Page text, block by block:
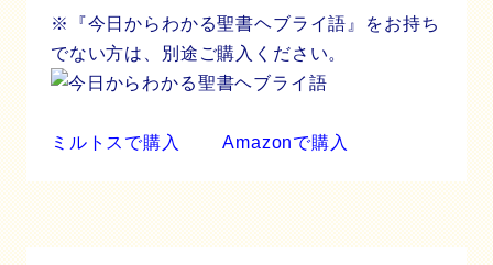
※『今日からわかる聖書ヘブライ語』をお持ち
でない方は、別途ご購入ください。
ミルトスで購入 Amazonで購入